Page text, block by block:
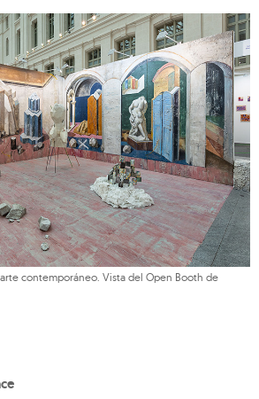
contemporáneo. Vista del Open Booth de